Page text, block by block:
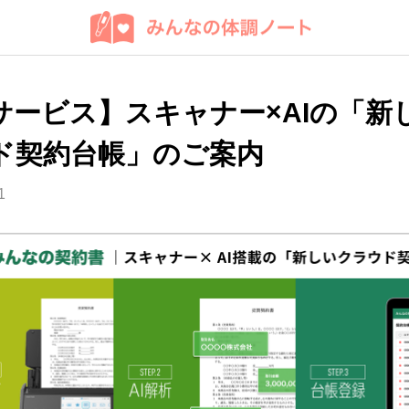
ービス】スキャナー×AIの「新
契約台帳」のご案内